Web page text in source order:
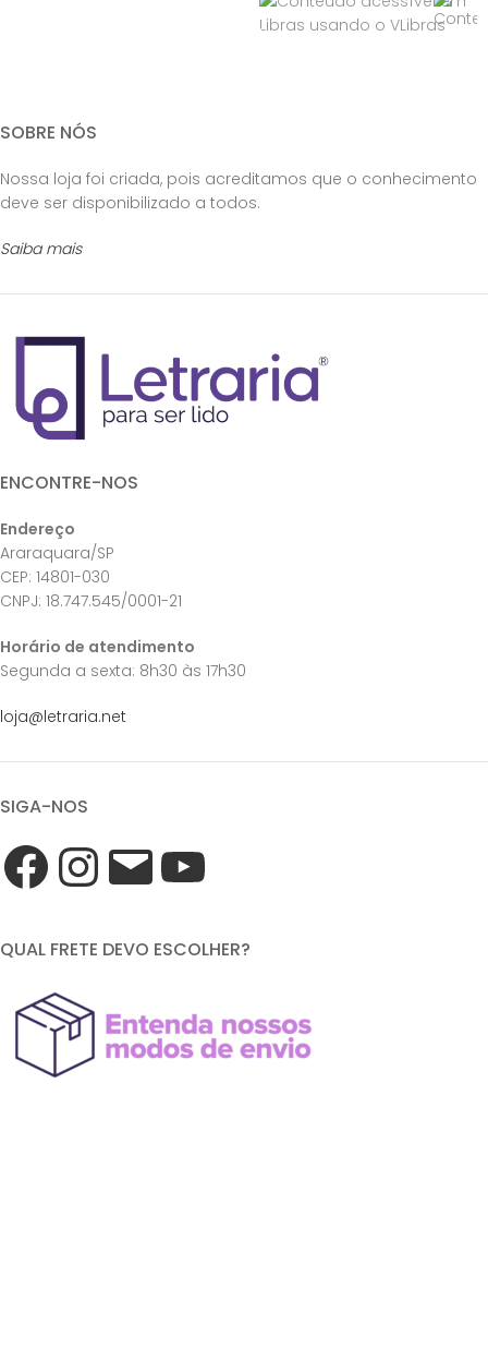
SOBRE NÓS
Nossa loja foi criada, pois acreditamos que o conhecimento
deve ser disponibilizado a todos.
Saiba mais
ENCONTRE-NOS
Endereço
Araraquara/SP
CEP: 14801-030
CNPJ: 18.747.545/0001-21
Horário de atendimento
Segunda a sexta: 8h30 às 17h30
loja@letraria.net
SIGA-NOS
QUAL FRETE DEVO ESCOLHER?